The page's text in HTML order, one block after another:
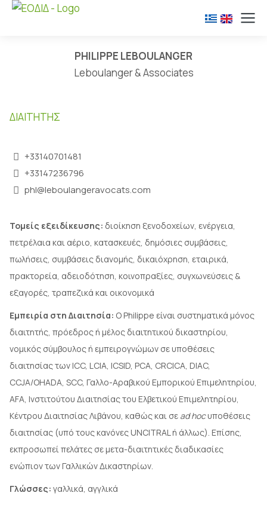
PHILIPPE LEBOULANGER
Leboulanger & Associates
ΔΙΑΙΤΗΤΉΣ
+33140701481
+33147236796
phl@leboulangeravocats.com
Τομείς εξειδίκευσης: διοίκηση ξενοδοχείων, ενέργεια,
πετρέλαια και αέριο, κατασκευές, δημόσιες συμβάσεις,
πωλήσεις, συμβάσεις διανομής, δικαιόχρηση, εταιρικά,
πρακτορεία, αδειοδότηση, κοινοπραξίες, συγχωνεύσεις &
εξαγορές, τραπεζικά και οικονομικά
Εμπειρία στη Διαιτησία: Ο Philippe είναι συστηματικά μόνος
διαιτητής, πρόεδρος ή μέλος διαιτητικού δικαστηρίου,
νομικός σύμβουλος ή εμπειρογνώμων σε υποθέσεις
διαιτησίας των ICC, LCIA, ICSID, PCA, CRCICA, DIAC,
CCJA/OHADA, SCC, Γαλλο-Αραβικού Εμπορικού Επιμελητηρίου,
AFA, Ινστιτούτου Διαιτησίας του Ελβετικού Επιμελητηρίου,
Κέντρου Διαιτησίας Λιβάνου, καθώς και σε ad hocυποθέσεις
διαιτησίας (υπό τους κανόνες UNCITRAL ή άλλως). Επίσης,
εκπροσωπεί πελάτες σε μετα-διαιτητικές διαδικασίες
ενώπιον των Γαλλικών Δικαστηρίων.
Γλώσσες: γαλλικά, αγγλικά